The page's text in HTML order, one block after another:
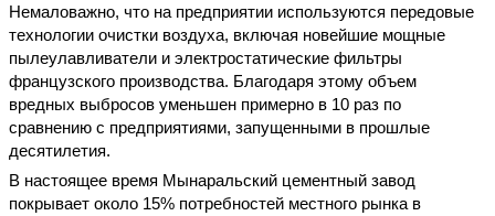
Немаловажно, что на предприятии используются передовые
технологии очистки воздуха, включая новейшие мощные
пылеулавливатели и электростатические фильтры
французского производства. Благодаря этому объем
вредных выбросов уменьшен примерно в 10 раз по
сравнению с предприятиями, запущенными в прошлые
десятилетия.
В настоящее время Мынаральский цементный завод
покрывает около 15% потребностей местного рынка в